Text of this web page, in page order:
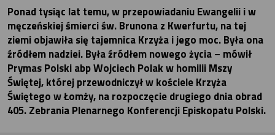
Ponad tysiąc lat temu, w przepowiadaniu Ewangelii i w
męczeńskiej śmierci św. Brunona z Kwerfurtu, na tej
ziemi objawiła się tajemnica Krzyża i jego moc. Była ona
źródłem nadziei. Była źródłem nowego życia – mówił
Prymas Polski abp Wojciech Polak w homilii Mszy
Świętej, której przewodniczył w kościele Krzyża
Świętego w Łomży, na rozpoczęcie drugiego dnia obrad
405. Zebrania Plenarnego Konferencji Episkopatu Polski.